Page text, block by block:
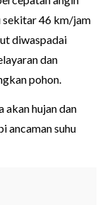
sekitar 46 km/jam
diwaspadai
dan
pohon.
akan hujan dan
ancaman suhu